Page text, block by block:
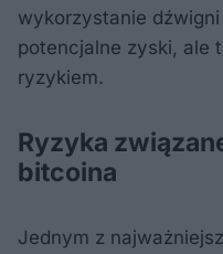
wykorzystanie
potencjalne zyski, ale
ryzykiem.
Ryzyka
bitcoina
Jednym z